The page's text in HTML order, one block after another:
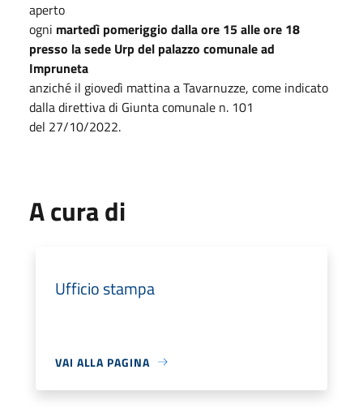
aperto
ogni martedì pomeriggio dalla ore 15 alle ore 18
presso la sede Urp del palazzo comunale ad
Impruneta
anziché il giovedì mattina a Tavarnuzze, come indicato
dalla direttiva di Giunta comunale n. 101
del 27/10/2022.
A cura di
Ufficio stampa
VAI ALLA PAGINA